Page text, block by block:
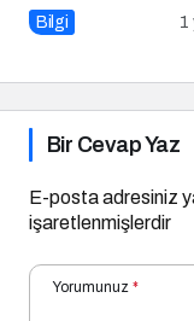
Bilgi 1
Bir Cevap Yaz
E-posta adresiniz
işaretlenmişlerdir
Yorumunuz *